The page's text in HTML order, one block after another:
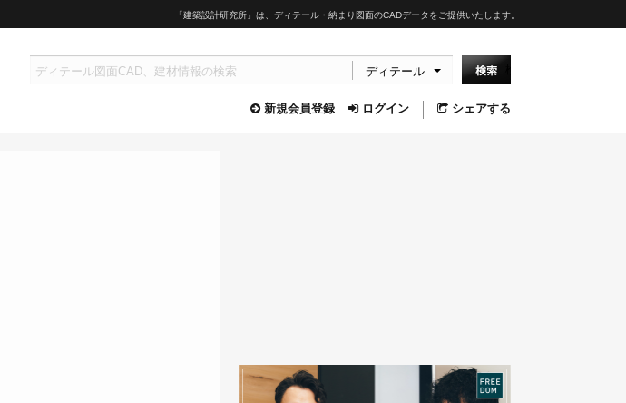
「建築設計研究所」は、ディテール・納まり図面のCADデータをご提供いたします。
ディテール
新規会員登録 ログイン シェアする